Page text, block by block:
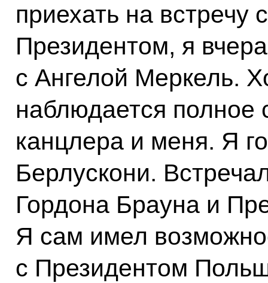
приехать на встречу
Президентом, я
с Ангелой Меркель.
наблюдается полное
канцлера и меня. Я
Берлускони.
Гордона Брауна и
Я сам имел
с Президентом